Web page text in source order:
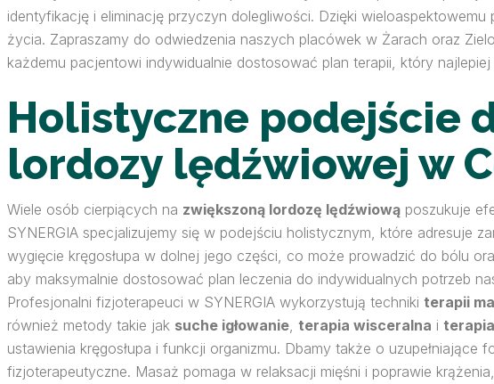
identyfikację i eliminację przyczyn dolegliwości. Dzięki
życia. Zapraszamy do odwiedzenia naszych placówek w Żarach oraz
każdemu pacjentowi indywidualnie dostosować plan terapii, który
Holistyczne podejście
lordozy lędźwiowej w
Wiele osób cierpiących na zwiększoną lordozę lędźwiową poszukuje
SYNERGIA specjalizujemy się w podejściu holistycznym, które adresuje
wygięcie kręgosłupa w dolnej jego części, co może prowadzić do bólu
aby maksymalnie dostosować plan leczenia do indywidualnych potrzeb
Profesjonalni fizjoterapeuci w SYNERGIA wykorzystują techniki terapii
również metody takie jak suche igłowanie terapia wisceralna i
ustawienia kręgosłupa i funkcji organizmu. Dbamy także o uzupełniające
fizjoterapeutyczne. Masaż pomaga w relaksacji mięśni i poprawie